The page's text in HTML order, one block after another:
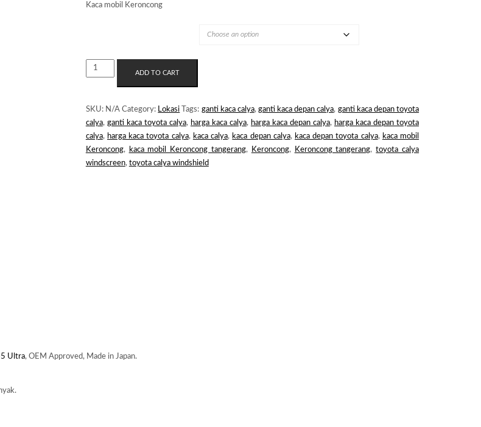
Kaca mobil Keroncong
KACA
MOBIL
QUANTITY
ADD TO CART
SKU: N/A Category: Lokasi Tags: ganti kaca calya,ganti kaca depan calya, ganti kaca depan toyota
calya, ganti kaca toyota calya, harga kaca calya, harga kaca depan calya, harga kaca depan toyota
calya, harga kaca toyota calya, kaca calya, kaca depan calya, kaca depan toyota calya, kaca mobil
Keroncong, kaca mobil Keroncong tangerang, Keroncong, Keroncong tangerang,toyota calya
windscreen, toyota calya windshield
Ultra, OEM Approved, Made in Japan.